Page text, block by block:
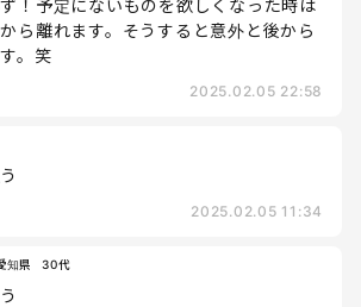
！予定にないものを欲しくなった時は
ら離れます。そうすると意外と後から
。笑
2025.02.05 22:58
2025.02.05 11:34
知県 30代